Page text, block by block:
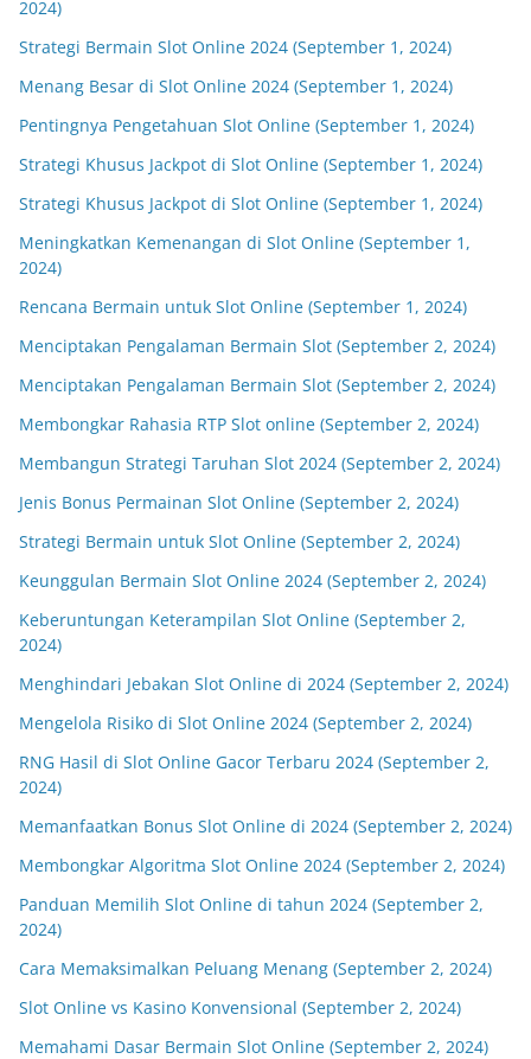
2024)
Strategi Bermain Slot Online 2024 (September 1, 2024)
Menang Besar di Slot Online 2024 (September 1, 2024)
Pentingnya Pengetahuan Slot Online (September 1, 2024)
Strategi Khusus Jackpot di Slot Online (September 1, 2024)
Strategi Khusus Jackpot di Slot Online (September 1, 2024)
Meningkatkan Kemenangan di Slot Online (September 1,
2024)
Rencana Bermain untuk Slot Online (September 1, 2024)
Menciptakan Pengalaman Bermain Slot (September 2, 2024)
Menciptakan Pengalaman Bermain Slot (September 2, 2024)
Membongkar Rahasia RTP Slot online (September 2, 2024)
Membangun Strategi Taruhan Slot 2024 (September 2, 2024)
Jenis Bonus Permainan Slot Online (September 2, 2024)
Strategi Bermain untuk Slot Online (September 2, 2024)
Keunggulan Bermain Slot Online 2024 (September 2, 2024)
Keberuntungan Keterampilan Slot Online (September 2,
2024)
Menghindari Jebakan Slot Online di 2024 (September 2, 2024)
Mengelola Risiko di Slot Online 2024 (September 2, 2024)
RNG Hasil di Slot Online Gacor Terbaru 2024 (September 2,
2024)
Memanfaatkan Bonus Slot Online di 2024 (September 2, 2024)
Membongkar Algoritma Slot Online 2024 (September 2, 2024)
Panduan Memilih Slot Online di tahun 2024 (September 2,
2024)
Cara Memaksimalkan Peluang Menang (September 2, 2024)
Slot Online vs Kasino Konvensional (September 2, 2024)
Memahami Dasar Bermain Slot Online (September 2, 2024)